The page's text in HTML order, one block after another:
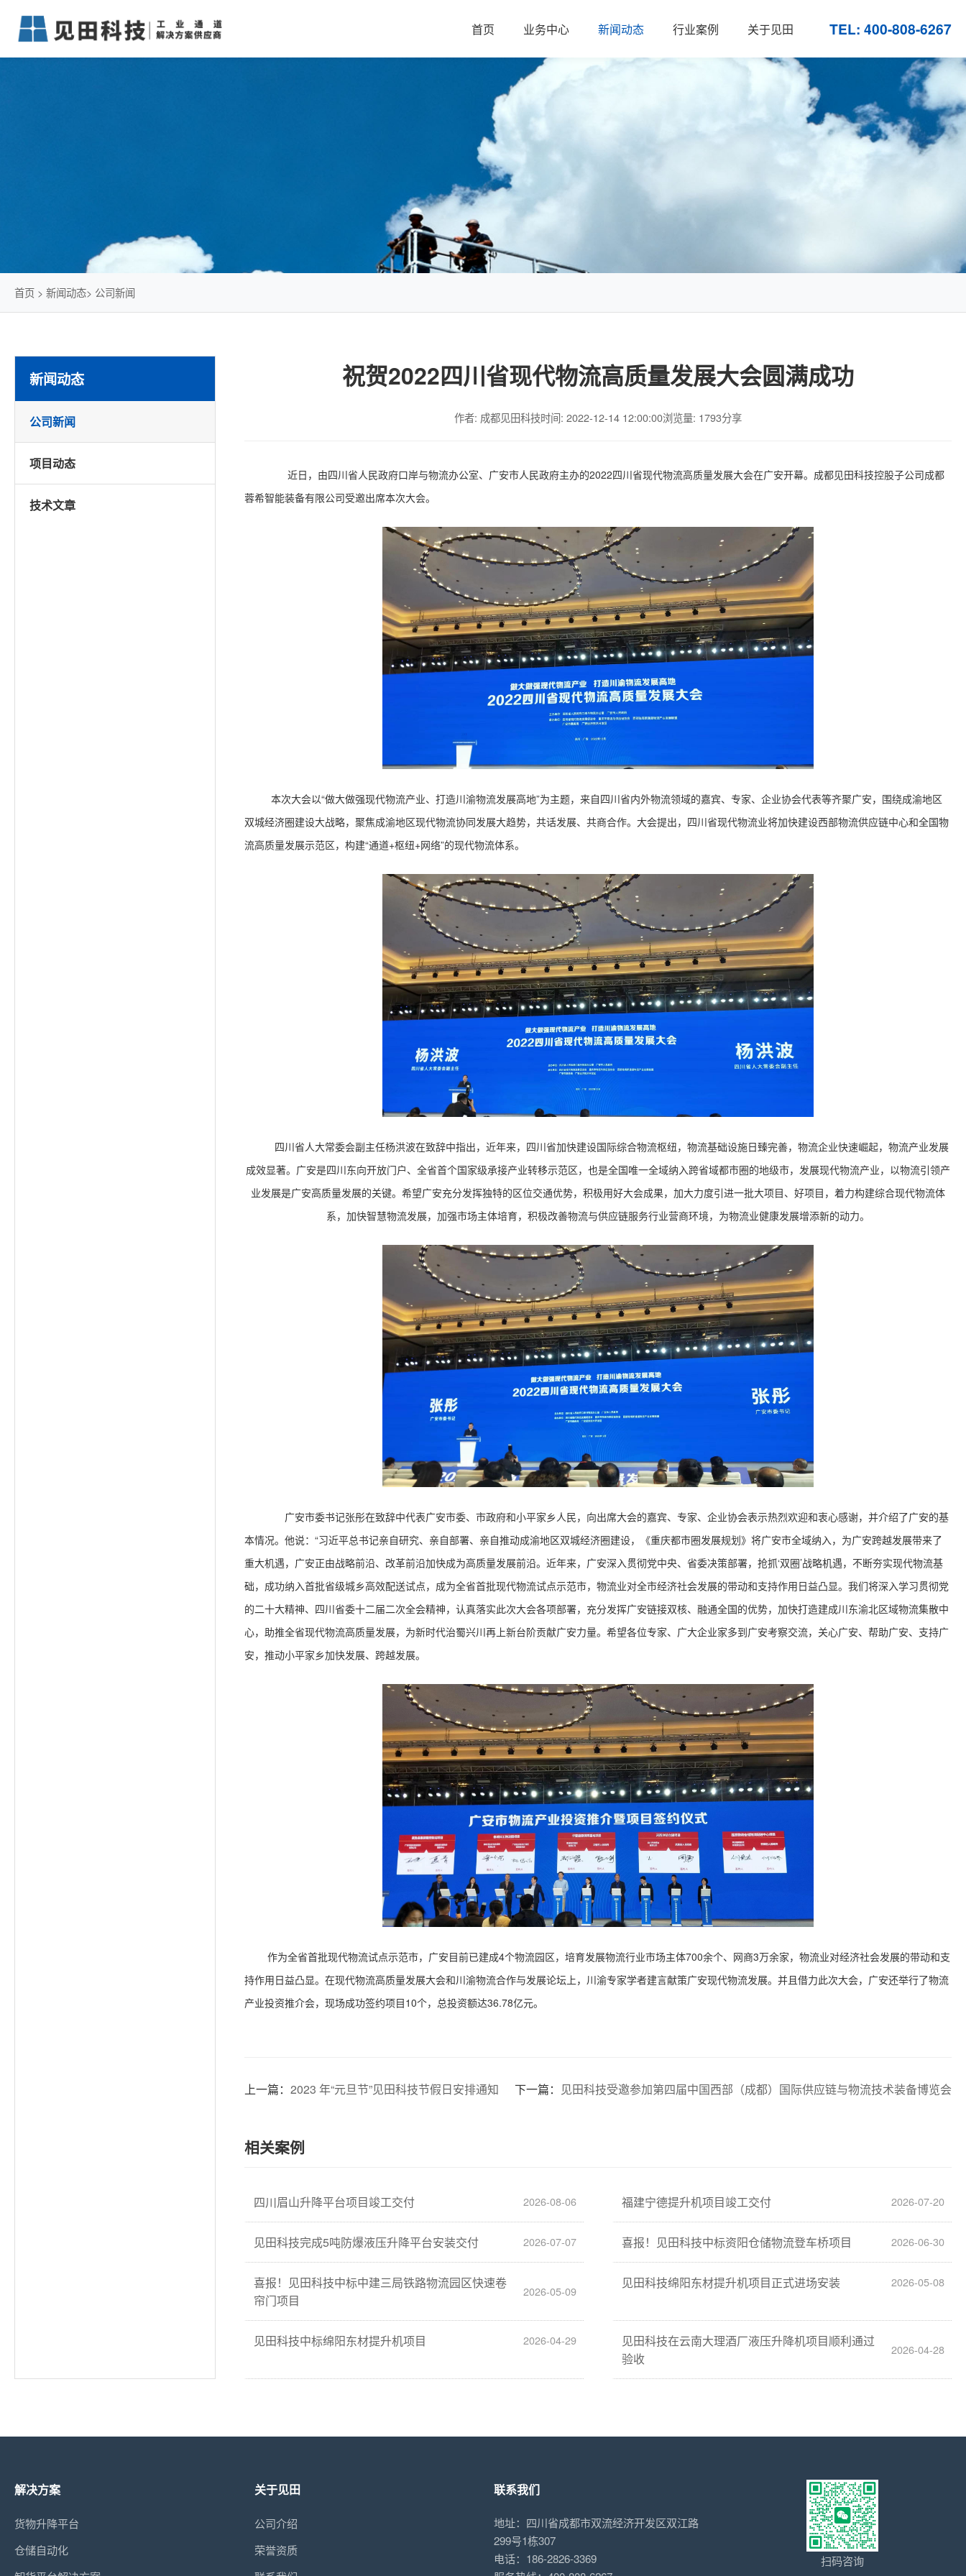
首页 业务中心 新闻动态 行业案例 关于见田 TEL: 400-808-6267
首页 > 新闻动态> 公司新闻
新闻动态
公司新闻
项目动态
技术文章
祝贺2022四川省现代物流高质量发展大会圆满成功
作者: 成都见田科技时间: 2022-12-14 12:00:00浏览量: 1793分享
近日，由四川省人民政府口岸与物流办公室、广安市人民政府主办的2022四川省现代物流高质量发展大会在广安开幕。成都见田科技控股子公司成都
蓉希智能装备有限公司受邀出席本次大会。
本次大会以“做大做强现代物流产业、打造川渝物流发展高地”为主题，来自四川省内外物流领域的嘉宾、专家、企业协会代表等齐聚广安，围绕成渝地区
双城经济圈建设大战略，聚焦成渝地区现代物流协同发展大趋势，共话发展、共商合作。 大会提出，四川省现代物流业将加快建设西部物流供应链中心和全国物
流高质量发展示范区，构建“通道+枢纽+网络”的现代物流体系。
四川省人大常委会副主任杨洪波在致辞中指出，近年来，四川省加快建设国际综合物流枢纽，物流基础设施日臻完善，物流企业快速崛起，物流产业发展
成效显著。广安是四川东向开放门户、全省首个国家级承接产业转移示范区，也是全国唯一全域纳入跨省域都市圈的地级市，发展现代物流产业，以物流引领产
业发展是广安高质量发展的关键。希望广安充分发挥独特的区位交通优势，积极用好大会成果，加大力度引进一批大项目、好项目，着力构建综合现代物流体
系，加快智慧物流发展，加强市场主体培育，积极改善物流与供应链服务行业营商环境，为物流业健康发展增添新的动力。
广安市委书记张彤在致辞中代表广安市委、市政府和小平家乡人民，向出席大会的嘉宾、专家、企业协会表示热烈欢迎和衷心感谢，并介绍了广安的基
本情况。他说： “习近平总书记亲自研究、亲自部署、亲自推动成渝地区双城经济圈建设，《重庆都市圈发展规划》将广安市全域纳入，为广安跨越发展带来了
重大机遇，广安正由战略前沿、改革前沿加快成为高质量发展前沿。近年来，广安深入贯彻党中央、省委决策部署，抢抓‘双圈’战略机遇，不断夯实现代物流基
础，成功纳入首批省级城乡高效配送试点，成为全省首批现代物流试点示范市，物流业对全市经济社会发展的带动和支持作用日益凸显。我们将深入学习贯彻党
的二十大精神、四川省委十二届二次全会精神，认真落实此次大会各项部署，充分发挥广安链接双核、融通全国的优势，加快打造建成川东渝北区域物流集散中
心，助推全省现代物流高质量发展，为新时代治蜀兴川再上新台阶贡献广安力量。希望各位专家、广大企业家多到广安考察交流，关心广安、帮助广安、支持广
安，推动小平家乡加快发展、跨越发展。
作为全省首批现代物流试点示范市，广安目前已建成4个物流园区，培育发展物流行业市场主体700余个、网商3万余家，物流业对经济社会发展的带动和支
持作用日益凸显。在现代物流高质量发展大会和川渝物流合作与发展论坛上，川渝专家学者建言献策广安现代物流发展。并且借力此次大会，广安还举行了物流
产业投资推介会，现场成功签约项目10个，总投资额达36.78亿元。
上一篇： 2023 年“元旦节”见田科技节假日安排通知 下一篇： 见田科技受邀参加第四届中国西部（成都）国际供应链与物流技术装备博览会
相关案例
四川眉山升降平台项目竣工交付 2026-08-06 福建宁德提升机项目竣工交付 2026-07-20
见田科技完成5吨防爆液压升降平台安装交付 2026-07-07 喜报！见田科技中标资阳仓储物流登车桥项目 2026-06-30
喜报！见田科技中标中建三局铁路物流园区快速卷
帘门项目
2026-05-09
见田科技绵阳东材提升机项目正式进场安装 2026-05-08
见田科技中标绵阳东材提升机项目 2026-04-29
见田科技在云南大理酒厂液压升降机项目顺利通过
验收
2026-04-28
解决方案
货物升降平台
仓储自动化
关于见田
公司介绍
荣誉资质
联系我们
地址：四川省成都市双流经济开发区双江路
299号1栋307
电话：186-2826-3369
扫码咨询